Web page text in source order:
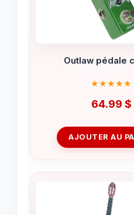
Outlaw pédale
64.99 $
AJOUTER AU